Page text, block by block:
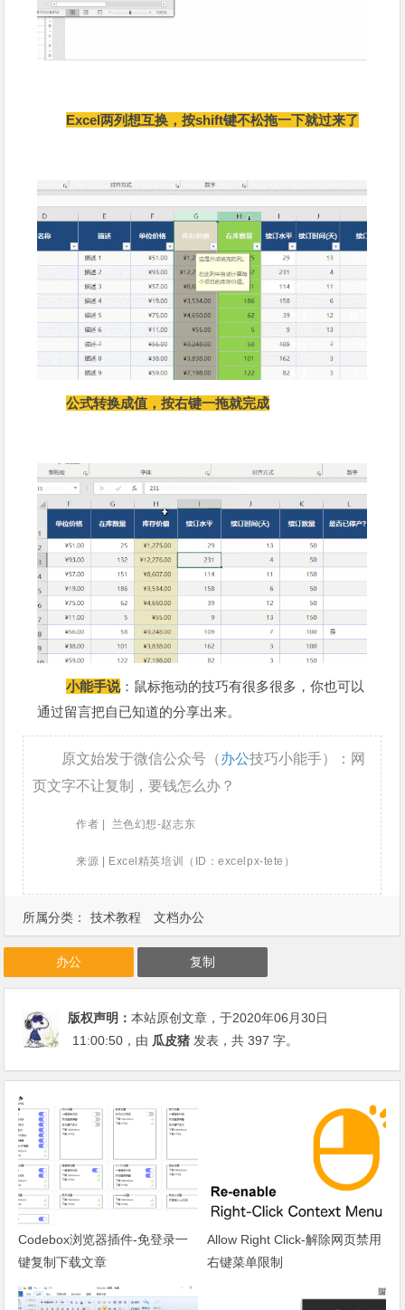
Excel两列想互换，按shift键不松拖一下就过来了
公式转换成值，按右键一拖就完成
小能手说：鼠标拖动的技巧有很多很多，你也可以
通过留言把自已知道的分享出来。
原文始发于微信公众号（办公技巧小能手）：网
页文字不让复制，要钱怎么办？
作者 | 兰色幻想-赵志东
来源 | Excel精英培训（ID：excelpx-tete）
所属分类： 技术教程 文档办公
办公 复制
版权声明：本站原创文章，于2020年06月30日
11:00:50 ，由 瓜皮猪 发表，共 397 字。
Codebox浏览器插件-免登录一
键复制下载文章
Allow Right Click-解除网页禁用
右键菜单限制